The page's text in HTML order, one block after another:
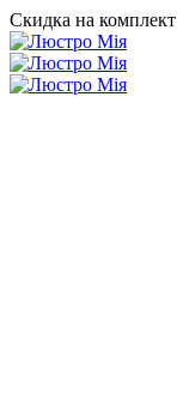
Скидка на комплект